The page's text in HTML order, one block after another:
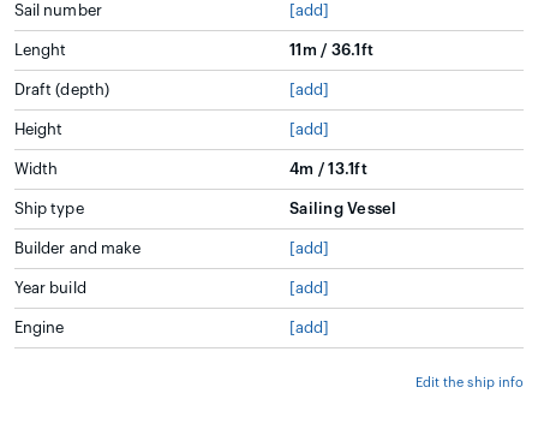
Sail number [add]
Lenght 11m / 36.1ft
Draft (depth) [add]
Height [add]
Width 4m / 13.1ft
Ship type Sailing Vessel
Builder and make [add]
Year build [add]
Engine [add]
Edit the ship info